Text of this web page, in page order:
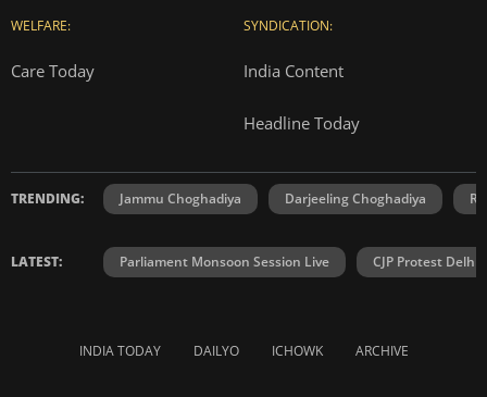
WELFARE:
Care Today
SYNDICATION:
India Content
Headline Today
TRENDING: Jammu Choghadiya Darjeeling Choghadiya
LATEST: Parliament Monsoon Session Live CJP Protest Delhi
INDIA TODAY DAILYO ICHOWK ARCHIVE